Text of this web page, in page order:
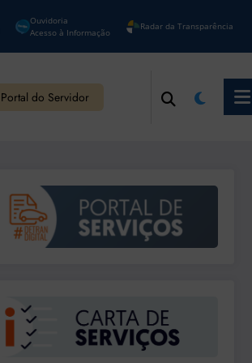
Ouvidoria
Acesso à Informação
Radar da Transparência
Portal do Servidor